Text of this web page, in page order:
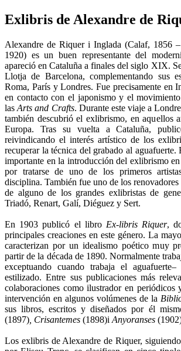
Exlibris de Alexandre de
Alexandre de Riquer i Inglada (Calaf, 1856
1920) es un buen representante del
apareció en Cataluña a finales del siglo XIX.
Llotja de Barcelona, complementando sus
Roma, París y Londres. Fue precisamente en
en contacto con el japonismo y el
lasArts and Crafts. Durante este viaje a
también descubrió el exlibrismo, en aquellos
Europa. Tras su vuelta a Cataluña,
reivindicando el interés artístico de los
recuperar la técnica del grabado al
importante en la introducción del exlibrismo
por tratarse de uno de los primeros
disciplina. También fue uno de los
de alguno de los grandes exlibristas de
Triadó, Renart, Galí, Diéguez y Sert.
En 1903 publicó el libro Ex-libris Riquer,
principales creaciones en este género. La
caracterizan por un idealismo poético muy
partir de la década de 1890. Normalmente
exceptuando cuando trabaja el
estilizado. Entre sus publicaciones más
colaboraciones como ilustrador en periódicos
intervención en algunos volúmenes de la
sus libros, escritos y diseñados por él
(1897) , Crisantemes (1898)i Anyoranses
Los exlibris de Alexandre de Riquer,